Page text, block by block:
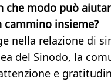
che modo può
insieme?
nella relazione di
del Sinodo, la
e